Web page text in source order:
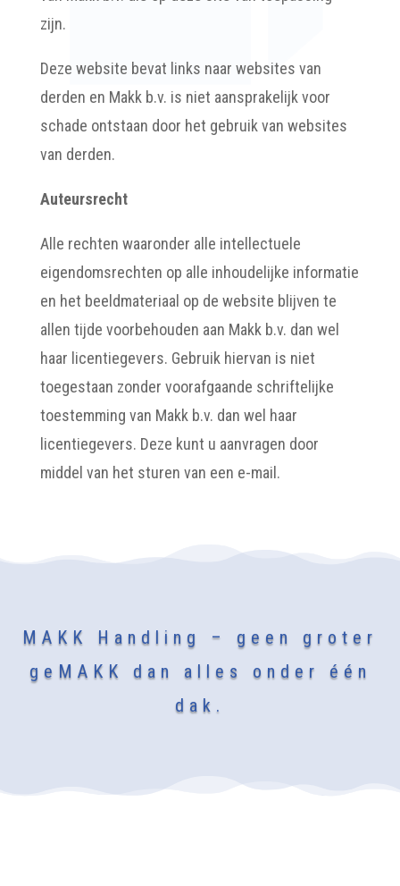
zijn.
Deze website bevat links naar websites van
derden en Makk b.v. is niet aansprakelijk voor
schade ontstaan door het gebruik van websites
van derden.
Auteursrecht
Alle rechten waaronder alle intellectuele
eigendomsrechten op alle inhoudelijke informatie
en het beeldmateriaal op de website blijven te
allen tijde voorbehouden aan Makk b.v. dan wel
haar licentiegevers. Gebruik hiervan is niet
toegestaan zonder voorafgaande schriftelijke
toestemming van Makk b.v. dan wel haar
licentiegevers. Deze kunt u aanvragen door
middel van het sturen van een e-mail.
MAKK Handling – geen groter
geMAKK dan alles onder één
dak.